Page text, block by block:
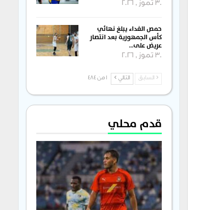
30 تموز , 2026
حمص الفداء يبلغ نهائي
كأس الجمهورية بعد انتصار
عريض على…
30 تموز , 2026
السابق التالي 1 من 484
قدم محلي